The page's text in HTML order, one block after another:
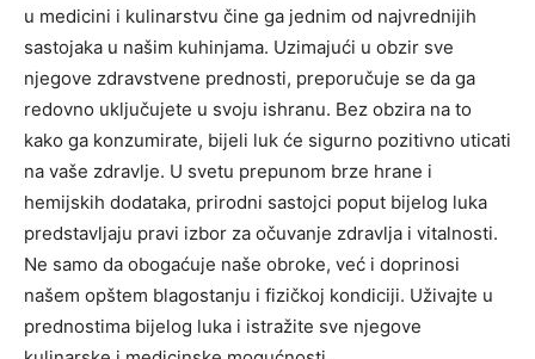
u medicini i kulinarstvu čine ga jednim od najvrednijih
sastojaka u našim kuhinjama. Uzimajući u obzir sve
njegove zdravstvene prednosti, preporučuje se da ga
redovno uključujete u svoju ishranu. Bez obzira na to
kako ga konzumirate, bijeli luk će sigurno pozitivno uticati
na vaše zdravlje. U svetu prepunom brze hrane i
hemijskih dodataka, prirodni sastojci poput bijelog luka
predstavljaju pravi izbor za očuvanje zdravlja i vitalnosti.
Ne samo da obogaćuje naše obroke, već i doprinosi
našem opštem blagostanju i fizičkoj kondiciji. Uživajte u
prednostima bijelog luka i istražite sve njegove